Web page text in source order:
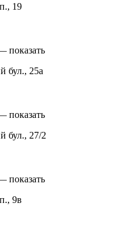
19
показать
бул., 25а
показать
бул., 27/2
показать
9в